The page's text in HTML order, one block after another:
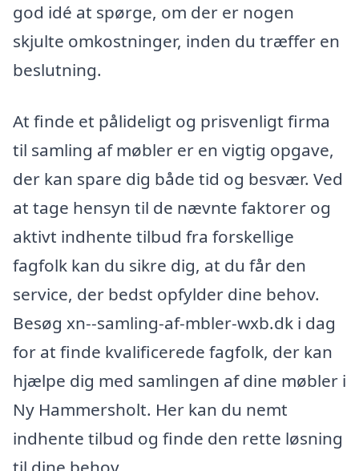
god idé at spørge, om der er nogen
skjulte omkostninger, inden du træffer en
beslutning.
At finde et pålideligt og prisvenligt firma
til samling af møbler er en vigtig opgave,
der kan spare dig både tid og besvær. Ved
at tage hensyn til de nævnte faktorer og
aktivt indhente tilbud fra forskellige
fagfolk kan du sikre dig, at du får den
service, der bedst opfylder dine behov.
Besøg xn--samling-af-mbler-wxb.dk i dag
for at finde kvalificerede fagfolk, der kan
hjælpe dig med samlingen af dine møbler i
Ny Hammersholt. Her kan du nemt
indhente tilbud og finde den rette løsning